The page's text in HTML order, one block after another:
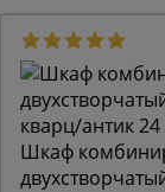
Шкаф